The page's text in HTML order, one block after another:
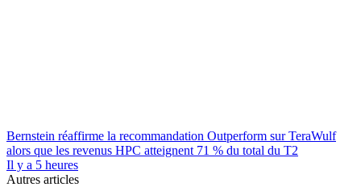
Bernstein réaffirme la recommandation Outperform sur TeraWulf
alors que les revenus HPC atteignent 71 % du total du T2
Il y a 5 heures
Autres articles